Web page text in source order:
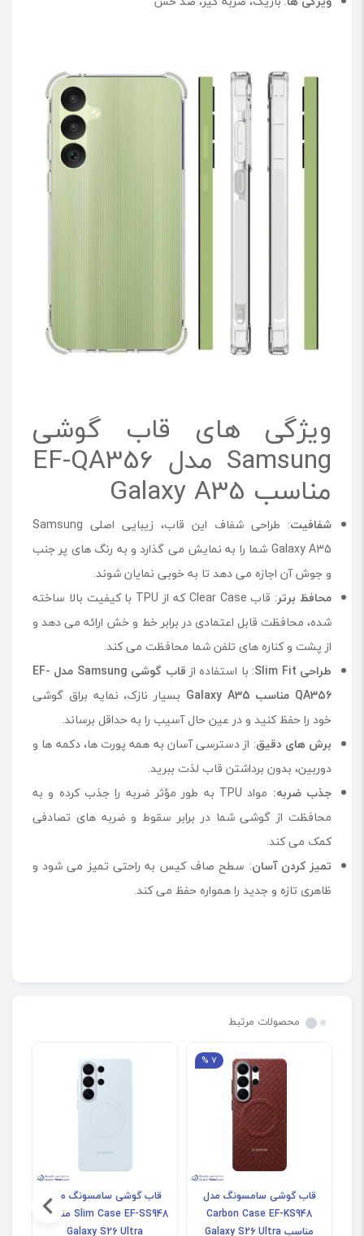
ویژگی های قاب گوشی
Samsung مدل EF-QA356
مناسب Galaxy A35
شفافیت
: طراحی شفاف این قاب، زیبایی اصلی Samsung
Galaxy A35 شما را به نمایش می گذارد و به رنگ های پر جنب
و جوش آن اجازه می دهد تا به خوبی نمایان شوند.
محافظ برتر
: قاب Clear Case که از TPU با کیفیت بالا ساخته
شده، محافظت قابل اعتمادی در برابر خط و خش ارائه می دهد و
از پشت و کناره های تلفن شما محافظت می کند.
طراحی Slim Fit: با استفاده از
قاب گوشی Samsung مدل EF-
QA356 مناسب Galaxy A35
بسیار نازک، نمایه براق گوشی
خود را حفظ کنید و در عین حال آسیب را به حداقل برساند.
برش های دقیق: از دسترسی آسان به همه پورت ها، دکمه ها و
دوربین، بدون برداشتن قاب لذت ببرید.
جذب ضربه:
مواد TPU به طور مؤثر ضربه را جذب کرده و به
محافظت از گوشی شما در برابر سقوط و ضربه های تصادفی
کمک می کند.
تمیز کردن آسان: سطح صاف کیس به راحتی تمیز می شود و
ظاهری تازه و جدید را همواره حفظ می کند.
محصولات مرتبط
7 %
قاب گوشی سامسونگ مدل
Carbon Case EF-KS948
مناسب Galaxy S26 Ultra
قاب گوشی سامسونگ مدل
Slim Case EF-SS948 مناسب
Galaxy S26 Ultra